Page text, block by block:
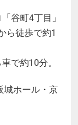
谷町4丁目」
ら徒歩で約1
で約10分。
城ホール・京
の好アクセ